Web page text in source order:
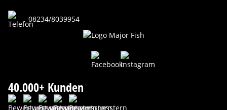
08234/8039954
40.000+ Kunden